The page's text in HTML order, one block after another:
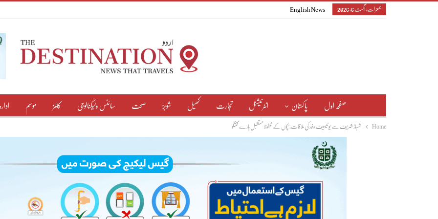
جمعرات, اگست 6, 2026 English News
صفحہ اول پاکستان انٹرنیشنل تجارت کھیل شوبز صحت سائنس وٹیکنالوجی کالمز موسم ادارہ
Home شہباز شریف سے یونیسیف وفد کی ملاقات، بچوں کے محفوظ مستقبل بارے گفتگو